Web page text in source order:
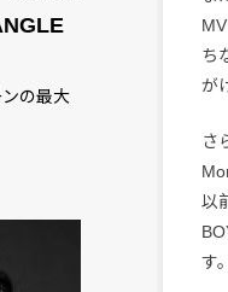
の最大
ち
が
さ
以
す。